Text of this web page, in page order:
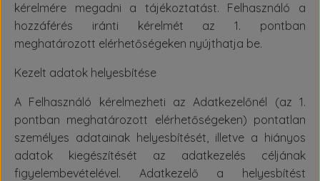
kérelmére megadni a tájékoztatást. Felhasználó a
hozzáférés iránti kérelmét az 1. pontban
meghatározott elérhetőségeken nyújthatja be.
Kezelt adatok helyesbítése
A Felhasználó kérelmezheti az Adatkezelőnél (az 1.
pontban meghatározott elérhetőségeken) pontatlan
személyes adatainak helyesbítését, illetve a hiányos
adatok kiegészítését az adatkezelés céljának
figyelembevételével. Adatkezelő a helyesbítést